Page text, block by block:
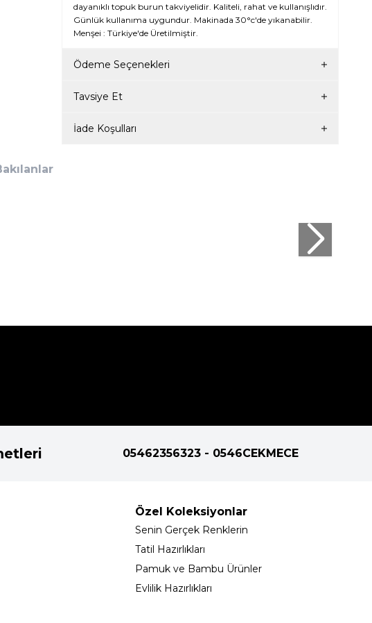
dayanıklı topuk burun takviyelidir. Kaliteli, rahat ve kullanışlıdır.
Günlük kullanıma uygundur. Makinada 30°c'de yıkanabilir.
Menşei : Türkiye'de Üretilmiştir.
Ödeme Seçenekleri
Tavsiye Et
İade Koşulları
05462356323 - 0546CEKMECE
Özel Koleksiyonlar
Senin Gerçek Renklerin
Tatil Hazırlıkları
Pamuk ve Bambu Ürünler
Evlilik Hazırlıkları